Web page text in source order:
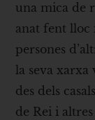
una mica de
anat fent lloc
persones
la seva xarxa
des dels
de Rei i